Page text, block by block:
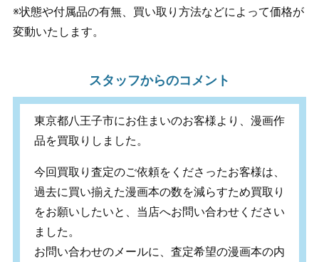
※状態や付属品の有無、買い取り方法などによって価格が
変動いたします。
スタッフからのコメント
東京都八王子市にお住まいのお客様より、漫画作
品を買取りしました。
今回買取り査定のご依頼をくださったお客様は、
過去に買い揃えた漫画本の数を減らすため買取り
をお願いしたいと、当店へお問い合わせください
ました。
お問い合わせのメールに、査定希望の漫画本の内